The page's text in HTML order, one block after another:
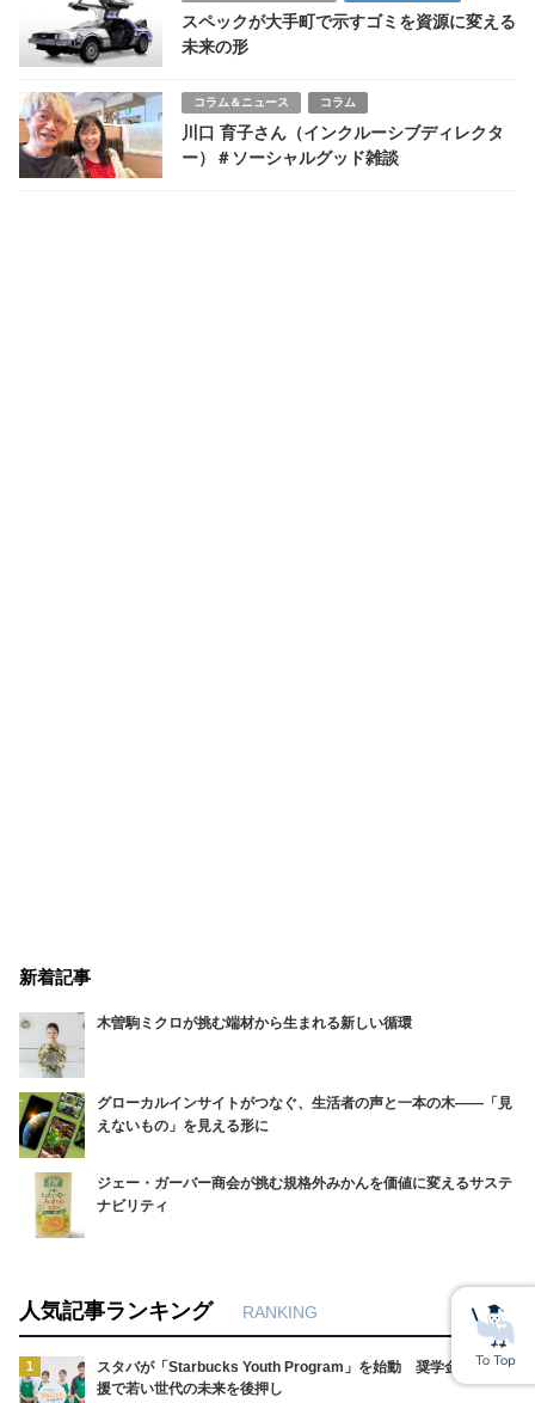
スペックが大手町で示すゴミを資源に変える
未来の形
コラム＆ニュース コラム
川口 育子さん（インクルーシブディレクタ
ー）＃ソーシャルグッド雑談
新着記事
木曽駒ミクロが挑む端材から生まれる新しい循環
グローカルインサイトがつなぐ、生活者の声と一本の木――「見
えないもの」を見える形に
ジェー・ガーバー商会が挑む規格外みかんを価値に変えるサステ
ナビリティ
人気記事ランキング RANKING
1
スタバが「Starbucks Youth Program」を始動 奨学金や体験支
援で若い世代の未来を後押し